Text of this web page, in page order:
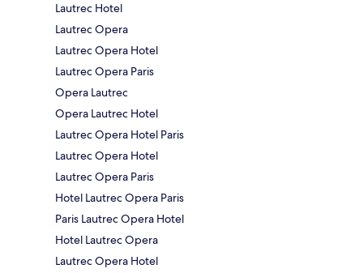
Lautrec Hotel
Lautrec Opera
Lautrec Opera Hotel
Lautrec Opera Paris
Opera Lautrec
Opera Lautrec Hotel
Lautrec Opera Hotel Paris
Lautrec Opera Hotel
Lautrec Opera Paris
Hotel Lautrec Opera Paris
Paris Lautrec Opera Hotel
Hotel Lautrec Opera
Lautrec Opera Hotel